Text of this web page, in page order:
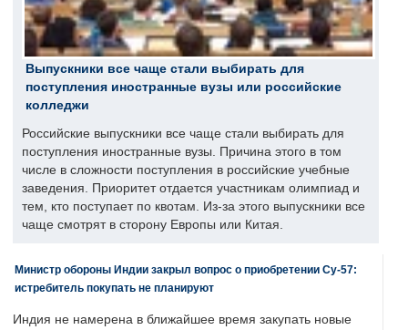
Выпускники все чаще стали выбирать для
поступления иностранные вузы или российские
колледжи
Российские выпускники все чаще стали выбирать для
поступления иностранные вузы. Причина этого в том
числе в сложности поступления в российские учебные
заведения. Приоритет отдается участникам олимпиад и
тем, кто поступает по квотам. Из-за этого выпускники все
чаще смотрят в сторону Европы или Китая.
Министр обороны Индии закрыл вопрос о приобретении Су-57:
истребитель покупать не планируют
Индия не намерена в ближайшее время закупать новые